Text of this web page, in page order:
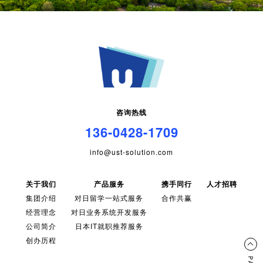
咨询热线
136-0428-1709
info@ust-solution.com
关于我们
集团介绍
经营理念
公司简介
创办历程
产品服务
对日留学一站式服务
对日业务系统开发服务
日本IT就职推荐服务
携手同行
合作共赢
人才招聘